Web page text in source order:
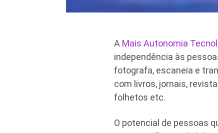
A Mais Autonomia
independência às
fotografa, escaneia e
com livros, jornais,
folhetos etc.
O potencial de pessoas